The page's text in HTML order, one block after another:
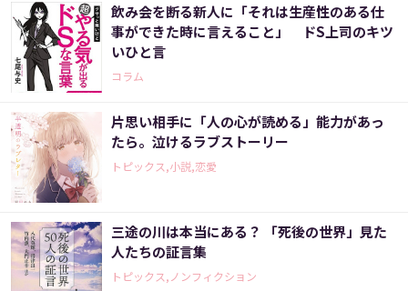
飲み会を断る新人に「それは生産性のある仕
事ができた時に言えること」 ドS上司のキツ
いひと言
コラム
片思い相手に「人の心が読める」能力があっ
たら。泣けるラブストーリー
トピックス,小説,恋愛
三途の川は本当にある？ 「死後の世界」見た
人たちの証言集
トピックス,ノンフィクション